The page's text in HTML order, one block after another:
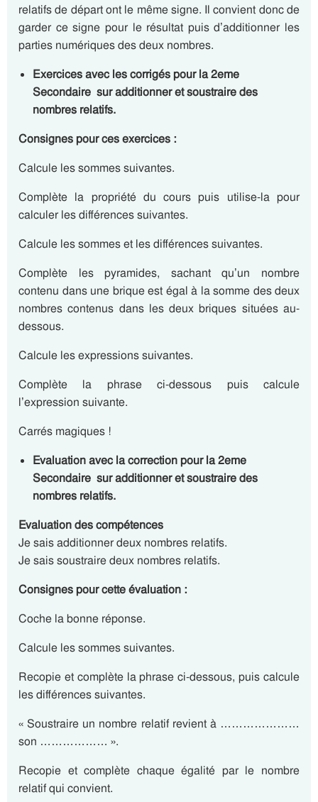
relatifs de départ ont le même signe. Il convient donc de
garder ce signe pour le résultat puis d’additionner les
parties numériques des deux nombres.
Exercices avec les corrigés pour la 2eme
Secondaire sur additionner et soustraire des
nombres relatifs.
Consignes pour ces exercices :
Calcule les sommes suivantes.
Complète la propriété du cours puis utilise-la pour
calculer les différences suivantes.
Calcule les sommes et les différences suivantes.
Complète les pyramides, sachant qu’un nombre
contenu dans une brique est égal à la somme des deux
nombres contenus dans les deux briques situées au-
dessous.
Calcule les expressions suivantes.
Complète la phrase ci-dessous puis calcule
l’expression suivante.
Carrés magiques !
Evaluation avec la correction pour la 2eme
Secondaire sur additionner et soustraire des
nombres relatifs.
Evaluation des compétences
Je sais additionner deux nombres relatifs.
Je sais soustraire deux nombres relatifs.
Consignes pour cette évaluation :
Coche la bonne réponse.
Calcule les sommes suivantes.
Recopie et complète la phrase ci-dessous, puis calcule
les différences suivantes.
« Soustraire un nombre relatif revient à …………………
son ……………… ».
Recopie et complète chaque égalité par le nombre
relatif qui convient.